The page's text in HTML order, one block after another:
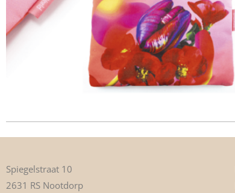
Spiegelstraat 10
2631 RS Nootdorp